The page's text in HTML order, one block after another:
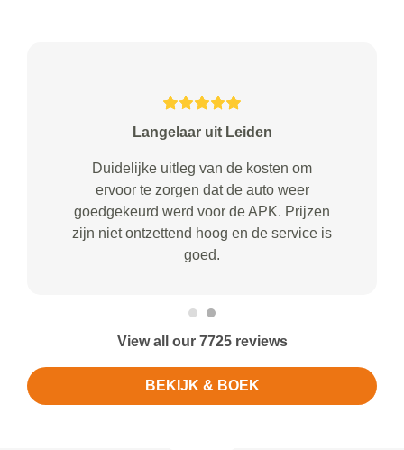
Langelaar uit Leiden
Duidelijke uitleg van de kosten om
ervoor te zorgen dat de auto weer
goedgekeurd werd voor de APK. Prijzen
zijn niet ontzettend hoog en de service is
goed.
View all our 7725 reviews
BEKIJK & BOEK